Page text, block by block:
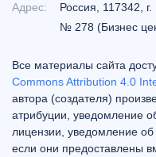
Адрес:
Россия, 117342,
№ 278 (Бизнес
Все материалы сайта
Commons Attribution 4.0
автора (создателя)
атрибуции, уведомление
лицензии, уведомление об
если они предоставлены